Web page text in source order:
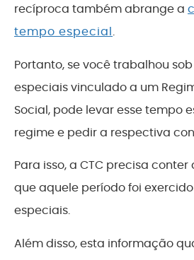
recíproca também abrange a
tempo especial.
Portanto, se você trabalhou
especiais vinculado a um
Social, pode levar esse tempo
regime e pedir a respectiva
Para isso, a CTC precisa
que aquele período foi
especiais.
Além disso, esta informação